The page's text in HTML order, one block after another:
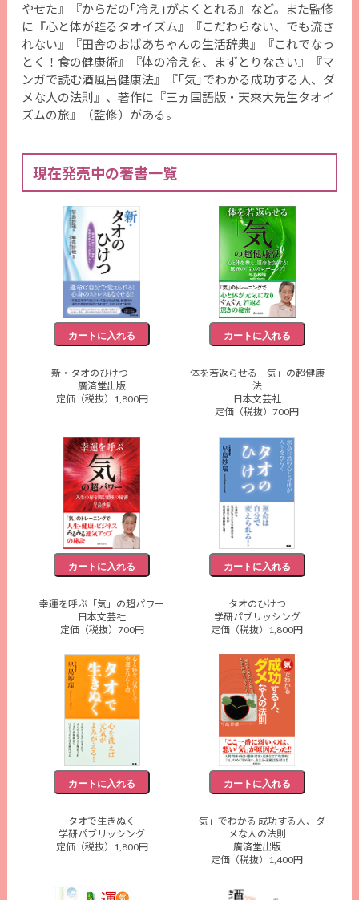
やせた』『からだの｢冷え｣がよくとれる』など。また監修
に『心と体が甦るタオイズム』『こだわらない、でも流さ
れない』『田舎のおばあちゃんの生活辞典』『これでなっ
とく！食の健康術』『体の冷えを、まずとりなさい』『マ
ンガで読む酒風呂健康法』『｢気｣でわかる成功する人、ダ
メな人の法則』、著作に『三ヵ国語版・天來大先生タオイ
ズムの旅』（監修）がある。
現在発売中の著書一覧
新・タオのひけつ
廣済堂出版
定価（税抜）1,800円
体を若返らせる「気」の超健康
法
日本文芸社
定価（税抜）700円
幸運を呼ぶ「気」の超パワー
日本文芸社
定価（税抜）700円
タオのひけつ
学研パブリッシング
定価（税抜）1,800円
タオで生きぬく
学研パブリッシング
定価（税抜）1,800円
「気」でわかる 成功する人、ダ
メな人の法則
廣済堂出版
定価（税抜）1,400円